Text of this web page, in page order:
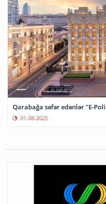
Qarabağa səfər edənlər "E-
01-08-2025